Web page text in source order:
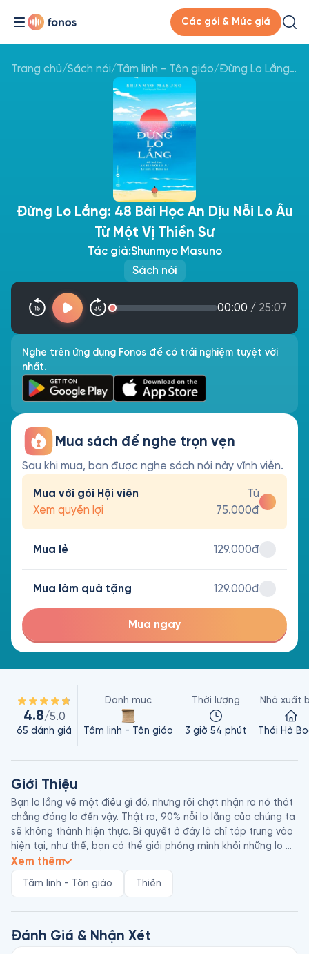
Các gói & Mức giá
Trang chủ/Sách nói/Tâm linh - Tôn giáo/ Đừng Lo Lắng: 48 Bài Học An Dịu Nỗi Lo Âu Từ Một Vị Thiền Sư
Sách nói
Đừng Lo Lắng: 48 Bài Học An Dịu Nỗi Lo Âu
Từ Một Vị Thiền Sư
Tác giả:Shunmyo Masuno
00:00 / 25:07
Nghe trên ứng dụng Fonos để có trải nghiệm tuyệt vời
nhất.
Mua sách để nghe trọn vẹn
Sau khi mua, bạn được nghe sách nói này vĩnh viễn.
Mua với gói Hội viên
Xem quyền lợi
Từ
75.000đ
Mua lẻ 129.000đ
Mua làm quà tặng 129.000đ
Mua ngay
4.8/5.0
65 đánh giá
Danh mục
Tâm linh - Tôn giáo
Thời lượng
3 giờ 54 phút
Nhà xuất
Thái Hà
Giới Thiệu
Bạn lo lắng về một điều gì đó, nhưng rồi chợt nhận ra nó thật
chẳng đáng lo đến vậy. Thật ra, 90% nỗi lo lắng của chúng ta
sẽ không thành hiện thực. Bí quyết ở đây là chỉ tập trung vào
hiện tại, như thế, bạn có thể giải phóng mình khỏi những lo
lắng không cần thiết, để tâm trí được bình yên. Thông qua
sao.
sách này sẽ có thể giúp bạn cảm thấy bình tĩnh, thoải mái, và
tích cực hơn trước cuộc đời này.
Xem thêm
Tâm linh - Tôn giáo Thiền
Đánh Giá & Nhận Xét